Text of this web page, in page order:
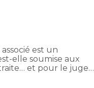
est un
elle soumise aux
et pour le juge…